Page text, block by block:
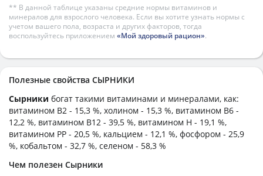
** В данной таблице указаны средние нормы витаминов и
минералов для взрослого человека. Если вы хотите узнать нормы с
учетом вашего пола, возраста и других факторов, тогда
воспользуйтесь приложением «Мой здоровый рацион».
Полезные свойства СЫРНИКИ
Сырники богат такими витаминами и минералами, как:
витамином B2 - 15,3 %, холином - 15,3 %, витамином B6 -
12,2 %, витамином B12 - 39,5 %, витамином H - 19,1 %,
витамином PP - 20,5 %, кальцием - 12,1 %, фосфором - 25,9
%, кобальтом - 32,7 %, селеном - 58,3 %
Чем полезен Сырники